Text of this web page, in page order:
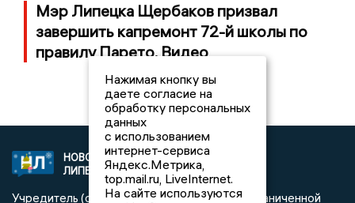
Мэр Липецка Щербаков призвал
завершить капремонт 72-й школы по
правилу Парето. Видео
НОВОСТИ
ЛИПЕЦКА
2021 © NEWSLIPETSK.RU | СИ
«Новости Липецка»
Учредитель (соучредители): Общество с ограниченной
Нажимая кнопку вы
даете согласие на
обработку персональных
данных
с использованием
интернет-сервиса
Яндекс.Метрика,
top.mail.ru, LiveInternet.
На сайте используются